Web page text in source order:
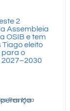
2
Assembleia
OSIB e tem
Tiago eleito
para o
Reis Maia